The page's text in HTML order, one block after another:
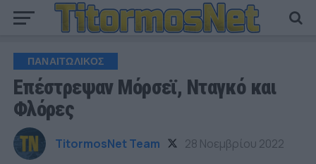
ΠΑΝΑΙΤΩΛΙΚΟΣ
Επέστρεψαν Μόρσεϊ, Νταγκό και
Φλόρες
TitormosNet Team 28 Νοεμβρίου 2022